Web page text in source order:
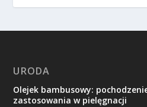
URODA
Olejek bambusowy:
zastosowania w pielęgnacji